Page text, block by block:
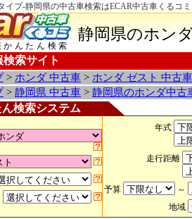
イプ-静岡県の中古車検索はECAR中古車くるコミ
んたん検索
静岡県のホン
検索サイト
> ホンダ 中古車 > ホンダ ゼスト 中古
> 静岡県 中古車 > 静岡県のホンダ中古
検索システム
年式
走行距離
予算
～
地域